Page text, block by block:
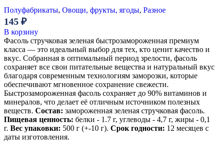
Полуфабрикаты, Овощи, фрукты, ягоды, Разное
145 ₽
В корзину
Фасоль стручковая зеленая быстрозамороженная премиум
класса — это идеальный выбор для тех, кто ценит качество и
вкус. Собранная в оптимальный период зрелости, фасоль
сохраняет все свои питательные вещества и натуральный вкус
благодаря современным технологиям заморозки, которые
обеспечивают мгновенное сохранение свежести.
Быстрозамороженная фасоль сохраняет до 90% витаминов и
минералов, что делает её отличным источником полезных
веществ. Состав: замороженная зеленая стручковая фасоль.
Пищевая ценность: белки - 1.7 г, углеводы - 4,7 г, жиры - 0,1
г. Вес упаковки: 500 г (+-10 г). Срок годности: 12 месяцев с
даты изготовления.